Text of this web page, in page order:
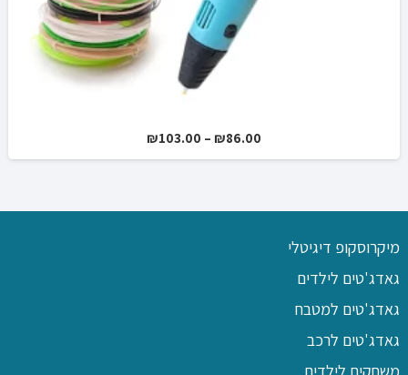
₪86.00
–
₪103.00
מחירים:
עד
מיקרוסקופ דיגיטלי
גאדג'טים לילדים
גאדג'טים למטבח
גאדג'טים לרכב
משחקים לילדים